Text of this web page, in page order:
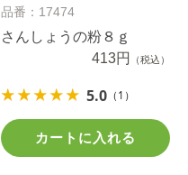
品番：17474
さんしょうの粉８ｇ
413円
（税込）
5.0 （1）
カートに入れる